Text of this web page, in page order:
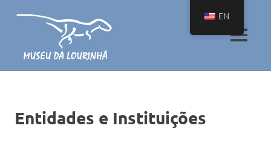
com
MENU
Entidades e Instituições
EN